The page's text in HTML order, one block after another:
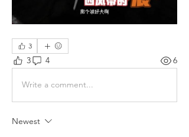
3
3 4 6
Write a comment...
Newest